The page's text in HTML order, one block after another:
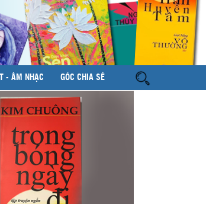
- ÂM NHẠC GÓC CHIA SẺ